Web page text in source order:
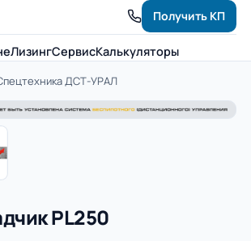
ЛизингСервисКалькуляторы
Получить КП
ДСТ-УРАЛ
PL250